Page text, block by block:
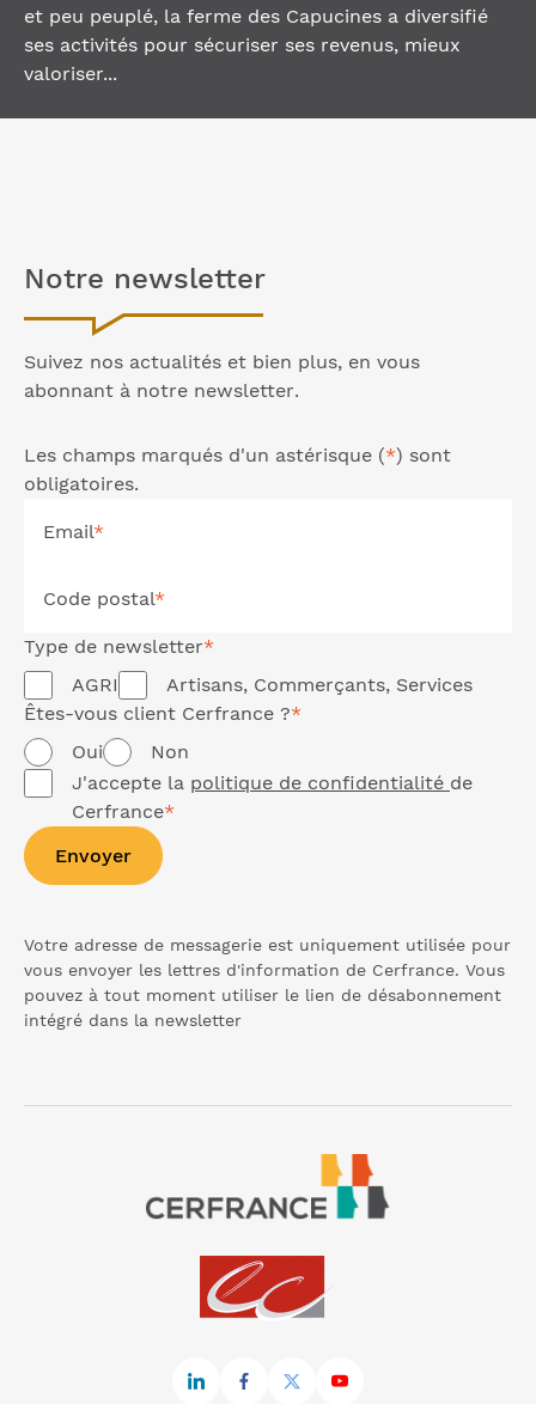
et peu peuplé, la ferme des Capucines a diversifié
ses activités pour sécuriser ses revenus, mieux
valoriser...
Notre newsletter
Suivez nos actualités et bien plus, en vous
abonnant à notre newsletter.
Les champs marqués d'un astérisque (*) sont
obligatoires.
Email*
Code postal*
Type de newsletter*
AGRI
Artisans, Commerçants, Services
Êtes-vous client Cerfrance ?*
Oui
Non
J'accepte la politique de confidentialité de
Cerfrance*
Envoyer
Votre adresse de messagerie est uniquement utilisée pour
vous envoyer les lettres d'information de Cerfrance. Vous
pouvez à tout moment utiliser le lien de désabonnement
intégré dans la newsletter